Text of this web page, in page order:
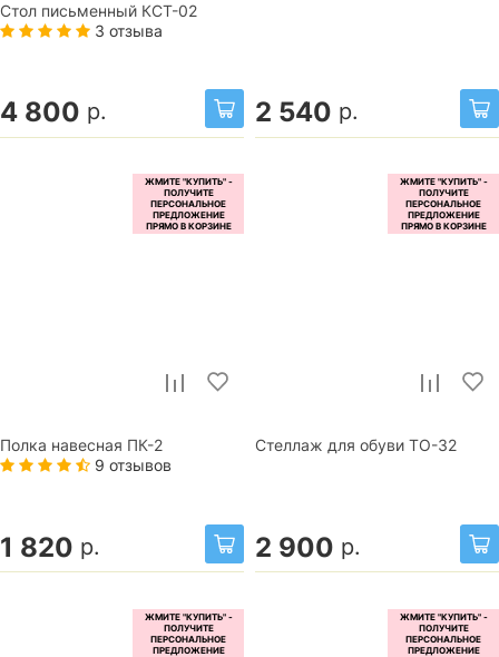
Стол письменный КСТ-02
3 отзыва
4 800 р. 2 540 р.
Полка навесная ПК-2
9 отзывов
1 820 р.
Стеллаж для обуви ТО-32
2 900 р.